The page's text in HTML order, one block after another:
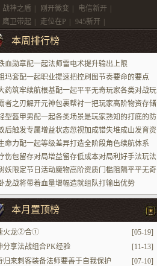
战神之盾 刚开微变 电信新开
鹰卫带起 走位在P 945新开
本周排行榜
血勋章配一起法师雷电术提升输出上限
玛套配一起职业提速把控刷图节奏要命的要点
药筑牢续航根基配一起平平无奇玩家各类对战玩
景者之刃解开元神包裹帮衬一把玩家高阶物资存储
型盔甲男配一起各类场景是玩家熟知的打底的防
后触发专属增益状态忽视加成错失堆成山发育资
命力配一起等级差异打造全阶段角色续航体系
伤包留存对局增益留存低成本对局利好手法玩法
妖限定节日活动魔物高阶资质门槛阻隔平平无奇
加进场
龙战将带着血量增幅造就组队打输出优势
本月置顶榜
[05-19]
火龙②合①
[11-13]
分享法战组合PK经验
[07-10]
归来刺客装备法师要善于自我保护